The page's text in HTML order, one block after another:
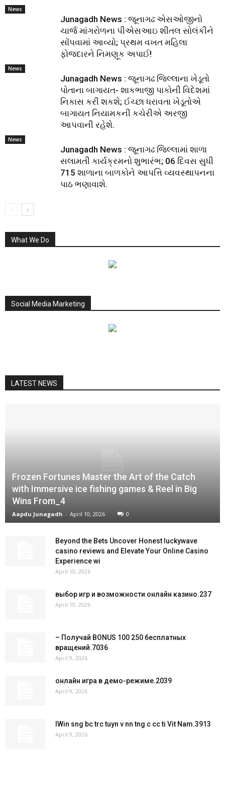
News
Junagadh News : જૂનાગઢ એસઓજીનો
ચાર્જ માંગરોળના પીએસઆઇ શીતલ સોલંકીને
સોંપવામાં આવ્યો; પ્રથમ વખત મહિલા
ફોજદારને નિમણૂક અપાઈ!
News
Junagadh News : જૂનાગઢ જિલ્લાના ખેડૂતો
પોતાના બાગાયત- શાકભાજી પાકોની વિદેશમાં
નિકાસ કરી શકશે; ઈચ્છા ધરાવતા ખેડૂતોએ
બાગાયત નિયામકની કચેરીએ અરજી
આપવાની રહેશે.
News
Junagadh News : જૂનાગઢ જિલ્લામાં શાળા
સલામતી કાર્યક્રમનો શુભારંભ; 06 દિવસ સુધી
715 શાળાના બાળકોને આપત્તિ વ્યવસ્થાપનના
પાઠ ભણાવાશે.
What We Do
Social Media Marketing
LATEST NEWS
Frozen Fortunes Master the Art of the Catch
with Immersive ice fishing games & Reel in Big
Wins From_4
Aapdu Junagadh - April 10, 2026 0
Beyond the Bets Uncover Honest luckywave
casino reviews and Elevate Your Online Casino
Experience wi
April 10, 2026
выбор игр и возможности онлайн казино.237
April 10, 2026
– Получай BONUS 100 250 бесплатных
вращений.7036
April 9, 2026
онлайн игра в демо-режиме.2039
April 9, 2026
IWin sng bc trc tuyn v nn tng c cc ti Vit Nam.3913
April 9, 2026